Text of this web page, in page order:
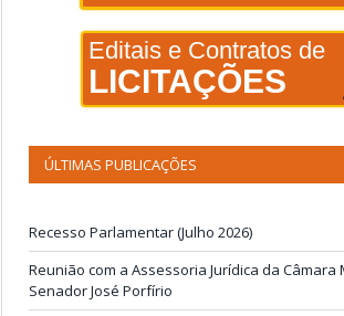
Editais e Contratos de
LICITAÇÕES
ÚLTIMAS PUBLICAÇÕES
Recesso Parlamentar (Julho 2026)
Reunião com a Assessoria Jurídica da Câmara
Senador José Porfírio